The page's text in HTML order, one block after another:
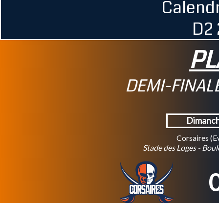
DEMI-
Corsaires
Stade des Loges -